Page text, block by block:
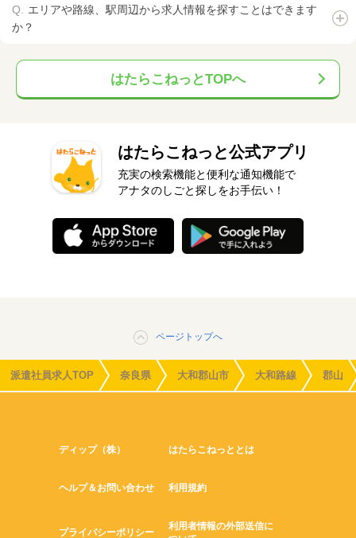
エリアや路線、駅周辺から求人情報を探すことはできます
か？
はたらこねっとTOPへ
はたらこねっと公式アプリ
充実の検索機能と便利な通知機能で
アナタのしごと探しをお手伝い！
ページトップへ
派遣社員求人TOP 奈良県 大和郡山市 大和路線 郡山
ディップ（株） はたらこねっととは
ヘルプ＆お問い合わせ 利用規約
プライバシーポリシー
利用者情報の外部送信に